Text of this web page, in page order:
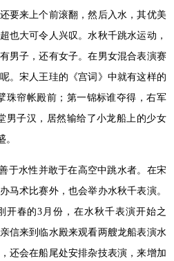
要来上个前滚翻，然后入水，其优美
也大可令人兴叹。水秋千跳水运动，
男子，还有女子。在男女混合表演赛
。宋人王珪的《宫词》中就有这样的
珠帘帐殿前；第一锦标谁夺得，右军
男子汉，居然输给了小龙船上的少女
。
于水性并敢于在高空中跳水者。在宋
马术比赛外，也会举办水秋千表演。
开春的3月份，在水秋千表演开始之
信来到临水殿来观看两艘龙船表演水
还会在船尾处安排杂技表演，来增加